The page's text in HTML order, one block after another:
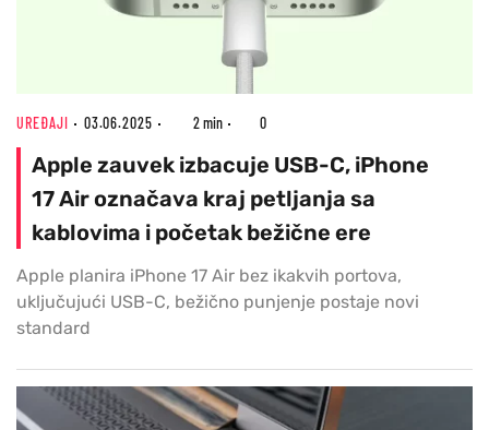
UREĐAJI 03.06.2025 2 min 0
Apple zauvek izbacuje USB-C, iPhone
17 Air označava kraj petljanja sa
kablovima i početak bežične ere
Apple planira iPhone 17 Air bez ikakvih portova,
uključujući USB-C, bežično punjenje postaje novi
standard